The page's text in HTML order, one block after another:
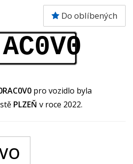
Do oblíbených
pro vozidlo byla
PLZEŇ v roce 2022.